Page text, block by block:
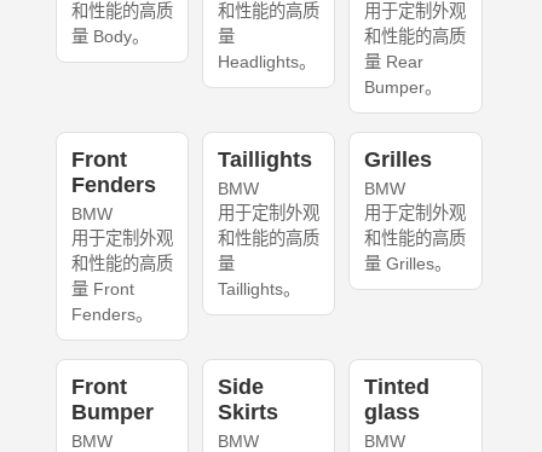
和性能的高质
量 Body。
和性能的高质
量
Headlights。
用于定制外观
和性能的高质
量 Rear
Bumper。
Front
Fenders
BMW
用于定制外观
和性能的高质
量 Front
Fenders。
Taillights
BMW
用于定制外观
和性能的高质
量
Taillights。
Grilles
BMW
用于定制外观
和性能的高质
量 Grilles。
Front
Bumper
BMW
Side
Skirts
BMW
Tinted
glass
BMW